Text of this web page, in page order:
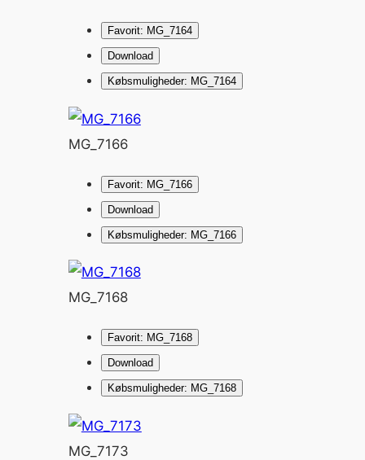
Favorit: MG_7164
Download
Købsmuligheder: MG_7164
MG_7166
Favorit: MG_7166
Download
Købsmuligheder: MG_7166
MG_7168
Favorit: MG_7168
Download
Købsmuligheder: MG_7168
MG_7173